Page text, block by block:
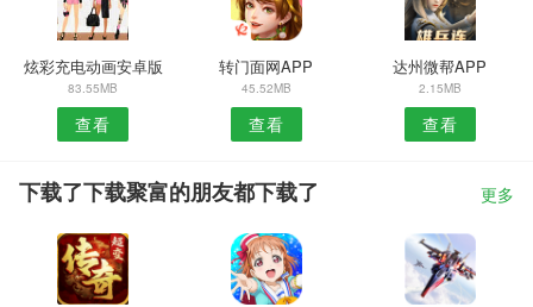
炫彩充电动画安卓版
83.55MB
查看
转门面网APP
45.52MB
查看
达州微帮APP
2.15MB
查看
下载了下载聚富的朋友都下载了 更多